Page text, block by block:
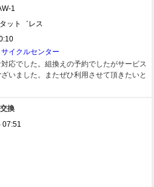
1
ット゛レス
イクルセンター
応でした。組換えの予約でしたがサービス
いました。またぜひ利用させて頂きたいと
換
07:51